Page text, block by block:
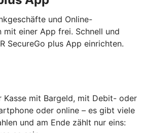
und Online-
mit einer App frei. Schnell und
SecureGo plus App einrichten.
Kasse mit Bargeld, mit Debit- oder
oder online – es gibt viele
und am Ende zählt nur eins: